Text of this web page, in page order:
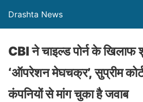
Drashta News
CBI ने चाइल्ड पोर्न के खिलाफ
‘ऑपरेशन मेघचक्र’, सुप्रीम
कंपनियों से मांग चुका है जवाब